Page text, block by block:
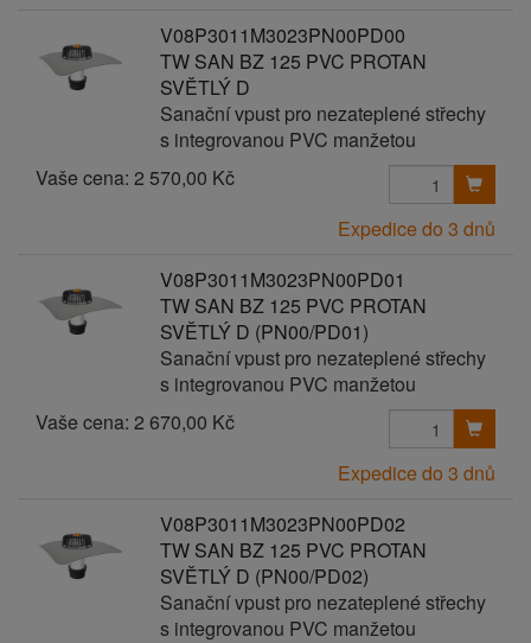
V08P3011M3023PN00PD00
TW SAN BZ 125 PVC PROTAN
SVĚTLÝ D
Sanační vpust pro nezateplené střechy
s integrovanou PVC manžetou
Vaše cena: 2 570,00 Kč
Expedice do 3 dnů
V08P3011M3023PN00PD01
TW SAN BZ 125 PVC PROTAN
SVĚTLÝ D (PN00/PD01)
Sanační vpust pro nezateplené střechy
s integrovanou PVC manžetou
Vaše cena: 2 670,00 Kč
Expedice do 3 dnů
V08P3011M3023PN00PD02
TW SAN BZ 125 PVC PROTAN
SVĚTLÝ D (PN00/PD02)
Sanační vpust pro nezateplené střechy
s integrovanou PVC manžetou